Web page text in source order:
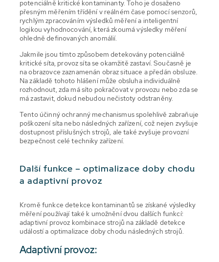
potenciálně kritické kontaminanty. Toho je dosaženo
přesným měřením třídění v reálném čase pomocí senzorů,
rychlým zpracováním výsledků měření a inteligentní
logikou vyhodnocování, která zkoumá výsledky měření
ohledně definovaných anomálií.
Jakmile jsou tímto způsobem detekovány potenciálně
kritické síta, provoz síta se okamžitě zastaví. Současně je
na obrazovce zaznamenán obraz situace a předán obsluze.
Na základě tohoto hlášení může obsluha individuálně
rozhodnout, zda má síto pokračovat v provozu nebo zda se
má zastavit, dokud nebudou nečistoty odstraněny.
Tento účinný ochranný mechanismus spolehlivě zabraňuje
poškození síta nebo následných zařízení, což nejen zvyšuje
dostupnost příslušných strojů, ale také zvyšuje provozní
bezpečnost celé techniky zařízení.
Další funkce – optimalizace doby chodu
a adaptivní provoz
Kromě funkce detekce kontaminantů se získané výsledky
měření používají také k umožnění dvou dalších funkcí:
adaptivní provoz kombinace strojů na základě detekce
událostí a optimalizace doby chodu následných strojů.
Adaptivní provoz: